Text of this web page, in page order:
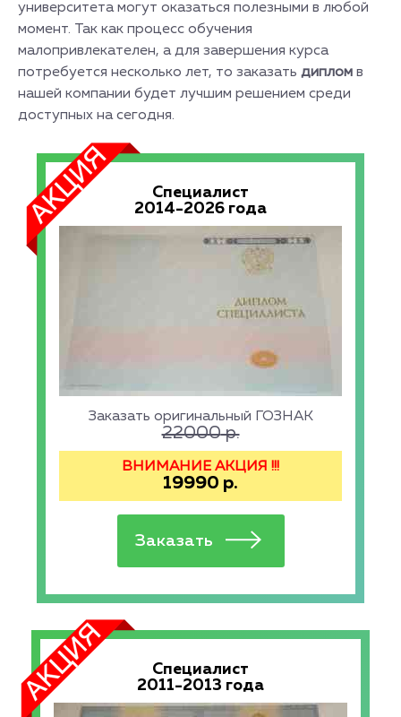
университета могут оказаться полезными в любой
момент. Так как процесс обучения
малопривлекателен, а для завершения курса
потребуется несколько лет, то заказать диплом в
нашей компании будет лучшим решением среди
доступных на сегодня.
Специалист
2014-2026 года
Заказать оригинальный ГОЗНАК
22000р.
ВНИМАНИЕ АКЦИЯ !!!
19990 р.
Специалист
2011-2013 года